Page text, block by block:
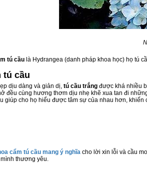
tú cầu là Hydrangea (danh pháp khoa học) họ tú
tú cầu
dịu dàng và giản dị, tú cầu trắng được khá nhiều
đều cùng hương thơm dịu nhẹ khẽ xua tan đi
giúp cho họ hiểu được tâm sự của nhau hơn,
cẩm tú cầu mang ý nghĩa cho lời xin lỗi và cầu
thương yêu.